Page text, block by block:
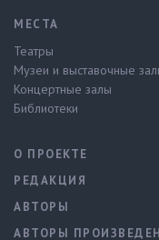
МЕСТА
Театры
Музеи и выставочные
Концертные залы
Библиотеки
О ПРОЕКТЕ
РЕДАКЦИЯ
АВТОРЫ
АВТОРЫ